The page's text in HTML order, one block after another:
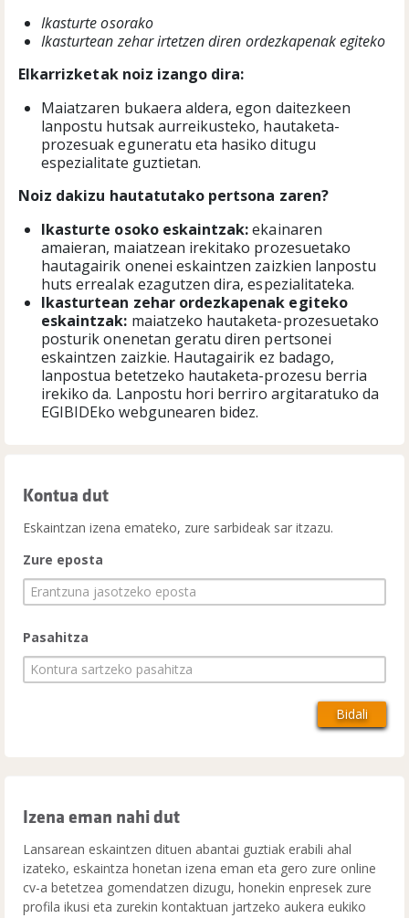
Ikasturte osorako
Ikasturtean zehar irtetzen diren ordezkapenak egiteko
Elkarrizketak noiz izango dira:
Maiatzaren bukaera aldera, egon daitezkeen
lanpostu hutsak aurreikusteko, hautaketa-
prozesuak eguneratu eta hasiko ditugu
espezialitate guztietan.
Noiz dakizu hautatutako pertsona zaren?
Ikasturte osoko eskaintzak:ekainaren
amaieran, maiatzean irekitako prozesuetako
hautagairik onenei eskaintzen zaizkien lanpostu
huts errealak ezagutzen dira, espezialitateka.
Ikasturtean zehar ordezkapenak egiteko
eskaintzak: maiatzeko hautaketa-prozesuetako
posturik onenetan geratu diren pertsonei
eskaintzen zaizkie. Hautagairik ez badago,
lanpostua betetzeko hautaketa-prozesu berria
irekiko da. Lanpostu hori berriro argitaratuko da
EGIBIDEko webgunearen bidez.
Kontua dut
Eskaintzan izena emateko, zure sarbideak sar itzazu.
Zure eposta
Pasahitza
Izena eman nahi dut
Lansarean eskaintzen dituen abantai guztiak erabili ahal
izateko, eskaintza honetan izena eman eta gero zure online
cv-a betetzea gomendatzen dizugu, honekin enpresek zure
profila ikusi eta zurekin kontaktuan jartzeko aukera eukiko